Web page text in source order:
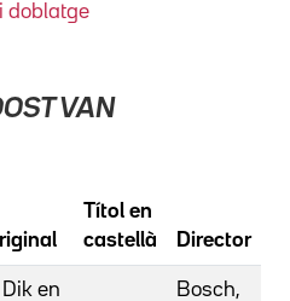
doblatge
VAN
Títol en
castellà
Director
en
Bosch,